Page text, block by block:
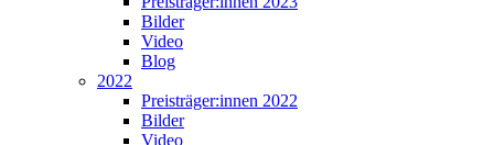
Bilder
Video
Blog
2022
Preisträger:innen 2022
Bilder
Video